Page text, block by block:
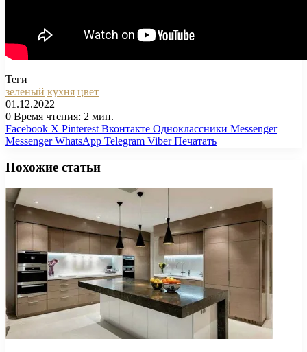
Теги
зеленый кухня цвет
01.12.2022
0 Время чтения: 2 мин.
Facebook X Pinterest Вконтакте Одноклассники Messenger
Messenger WhatsApp Telegram Viber Печатать
Похожие статьи